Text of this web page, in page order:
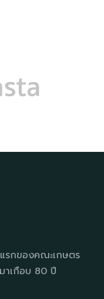
แรกของคณะเกษตร
าเกือบ 80 ปี